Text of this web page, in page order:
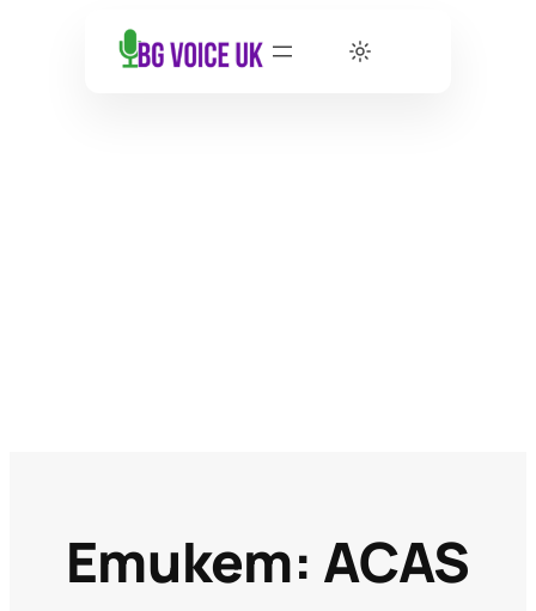
Етикет: ACAS